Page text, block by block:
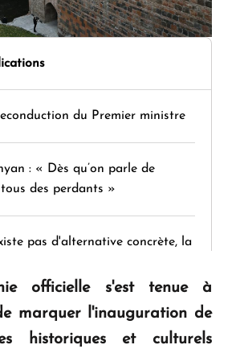
du Premier ministre
: « Dès qu’on parle de
des perdants »
pas d'alternative concrète, la
de résilience et d'avenir
officielle s'est tenue à
marquer l'inauguration de
historiques et culturels